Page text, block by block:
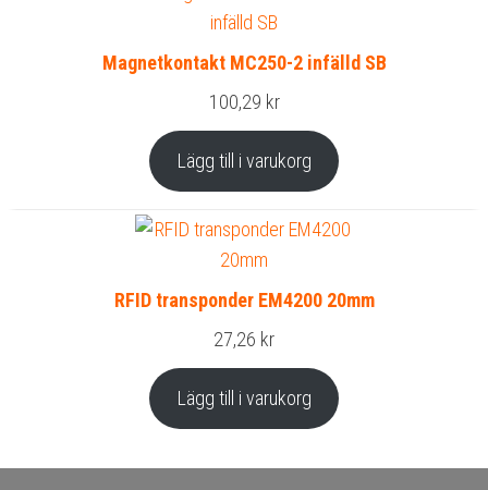
Magnetkontakt MC250-2 infälld SB
100,29 kr
Lägg till i varukorg
RFID transponder EM4200 20mm
27,26 kr
Lägg till i varukorg